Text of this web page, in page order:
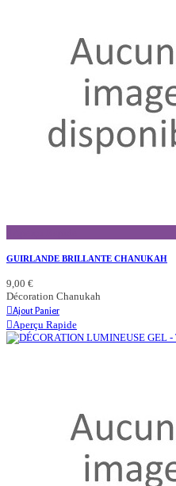
GUIRLANDE BRILLANTE CHANUKAH
9,00 €
Décoration Chanukah
Ajout Panier
Aperçu Rapide